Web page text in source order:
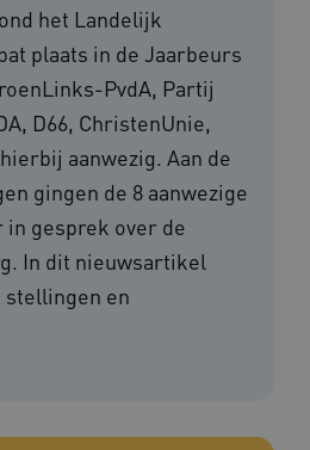
het Landelijk
plaats in de Jaarbeurs
PvdA, Partij
D66, ChristenUnie,
aanwezig. Aan de
gingen de 8 aanwezige
gesprek over de
In dit nieuwsartikel
en